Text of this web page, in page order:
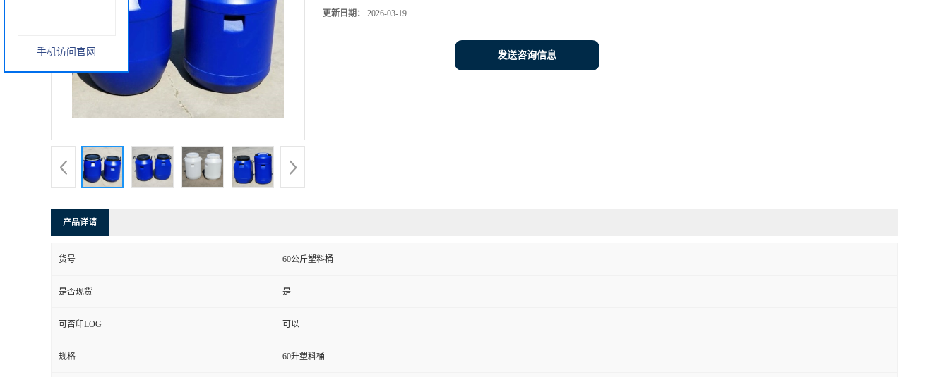
更新日期： 2026-03-19
发送咨询信息
产品详请
货号 60公斤塑料桶
是否现货 是
可否印LOG 可以
规格 60升塑料桶
手机访问官网